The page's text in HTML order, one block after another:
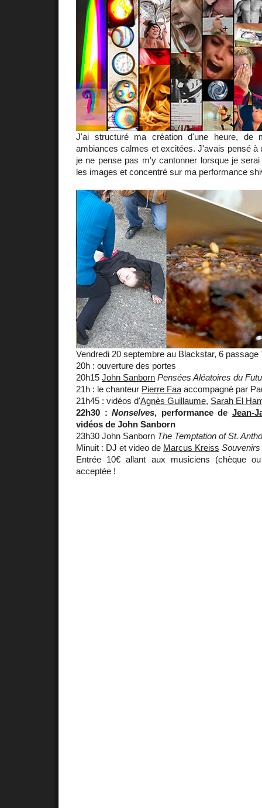
J'ai structuré ma création d'une heure, de
ambiances calmes et excitées. J'avais pensé à
je ne pense pas m'y cantonner lorsque je
les images et concentré sur ma performance
Vendredi 20 septembre au Blackstar, 6 passage
20h : ouverture des portes
20h15 John Sanborn Pensées Aléatoires du
21h : le chanteur Pierre Faa accompagné par
21h45 : vidéos d'Agnès Guillaume, Sarah El
22h30 : Nonselves, performance de Jean-
vidéos de John Sanborn
23h30 John Sanborn The Temptation of St.
Minuit : DJ et video de Marcus Kreiss
Entrée 10€ allant aux musiciens (chèque
acceptée !